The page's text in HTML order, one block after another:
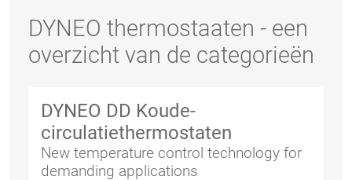
DYNEO thermostaaten - een
overzicht van de categorieën
DYNEO DD Koude-
circulatiethermostaten
New temperature control technology for
demanding applications